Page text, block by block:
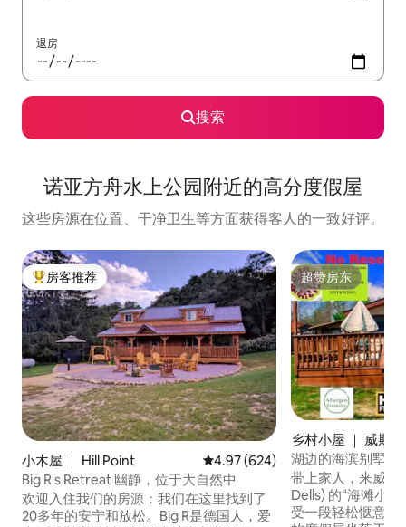
退房
搜索
诺亚方舟水上公园附近的高分度假屋
这些房源在位置、干净卫生等方面获得客人的一致好评。
热门「房客推荐」
房客推荐
小木屋 ｜ Hill Point 平均评分 4.97 分（满分 5 分），
4.97 (624)
Big R's Retreat 幽静，位于大自然中
欢迎入住我们的房源：我们在这里找到了
20多年的安宁和放松。Big R是德国人，爱
超赞房东
超赞房东
乡村小屋 ｜ 威斯
（Wisconsin Dells
湖边的海滨别墅！
带上家人，来威斯
Dells) 的“海滩小
受一段轻松惬意的